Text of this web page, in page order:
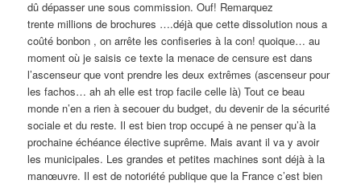
dû dépasser une sous commission. Ouf! Remarquez
trente millions de brochures ….déjà que cette dissolution nous a
coûté bonbon , on arrête les confiseries à la con! quoique… au
moment où je saisis ce texte la menace de censure est dans
l’ascenseur que vont prendre les deux extrêmes (ascenseur pour
les fachos… ah ah elle est trop facile celle là) Tout ce beau
monde n’en a rien à secouer du budget, du devenir de la sécurité
sociale et du reste. Il est bien trop occupé à ne penser qu’à la
prochaine échéance élective suprême. Mais avant il va y avoir
les municipales. Les grandes et petites machines sont déjà à la
manœuvre. Il est de notoriété publique que la France c’est bien